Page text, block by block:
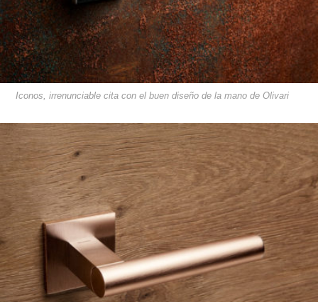
Iconos, irrenunciable cita con el buen diseño de la mano de Olivari